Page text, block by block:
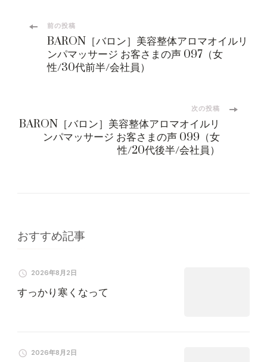
投
ビ
ョ
前の投稿
BARON［バロン］美容整体アロマオイルリ
ンパマッサージ お客さまの声 097（女
性/30代前半/会社員）
次の投稿
BARON［バロン］美容整体アロマオイルリ
ンパマッサージ お客さまの声 099（女
性/20代後半/会社員）
おすすめ記事
2026年8月2日
すっかり寒くなって
2026年8月2日